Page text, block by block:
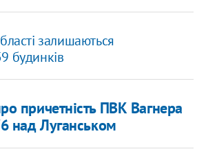
залишаються
будинків
причетність ПВК Вагнера
над Луганськом